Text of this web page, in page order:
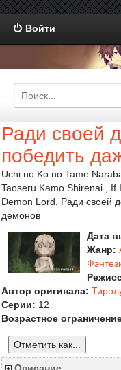
Войти
Ради своей
победить
Uchi no Ko no Tame
Taoseru Kamo Shirenai.,
Demon Lord, Ради своей
демонов
Дата
Жанр:
Автор оригинала:
Серии: 12
Возрастное
Отметить как...